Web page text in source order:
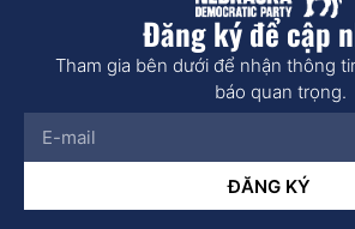
Đăng ký để cập
Tham gia bên dưới để nhận thông
báo quan trọng.
ĐĂNG KÝ